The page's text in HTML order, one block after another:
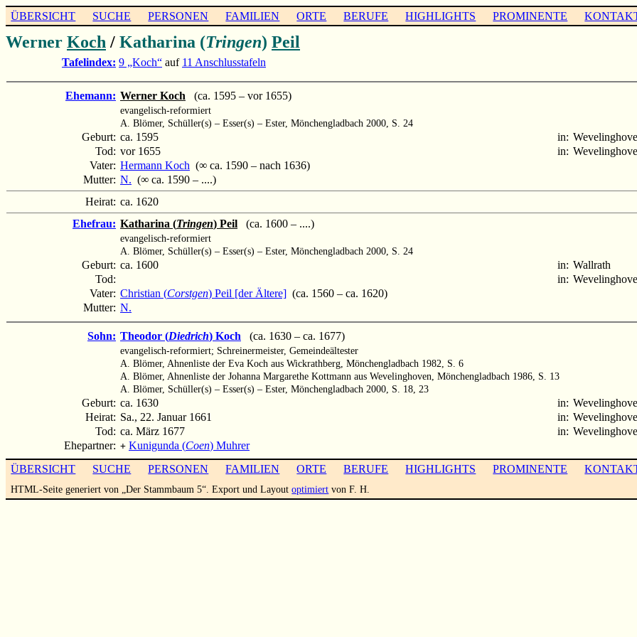
ÜBERSICHT SUCHE PERSONEN FAMILIEN ORTE BERUFE HIGHLIGHTS PROMINENTE
Werner Koch / Katharina (Tringen) Peil
Tafelindex: 9 „Koch“ auf 11 Anschlusstafeln
Ehemann: Werner Koch (ca. 1595 – vor 1655)
evangelisch-reformiert
A. Blömer, Schüller(s) – Esser(s) – Ester, Mönchengladbach 2000, S. 24
Geburt: ca. 1595 in:
Tod: vor 1655 in:
Vater: Hermann Koch (∞ ca. 1590 – nach 1636)
Mutter: N. (∞ ca. 1590 – ....)
Heirat: ca. 1620
Ehefrau: Katharina (Tringen) Peil (ca. 1600 – ....)
evangelisch-reformiert
A. Blömer, Schüller(s) – Esser(s) – Ester, Mönchengladbach 2000, S. 24
Geburt: ca. 1600 in: Wallrath
Tod:
in:
Vater: Christian (Corstgen) Peil [der Ältere] (ca. 1560 – ca. 1620)
Mutter: N.
Sohn: Theodor (Diedrich) Koch (ca. 1630 – ca. 1677)
evangelisch-reformiert; Schreinermeister, Gemeindeältester
A. Blömer, Ahnenliste der Eva Koch aus Wickrathberg, Mönchengladbach 1982, S. 6
A. Blömer, Ahnenliste der Johanna Margarethe Kottmann aus Wevelinghoven, Mönchengladbach 1986, S. 13
A. Blömer, Schüller(s) – Esser(s) – Ester, Mönchengladbach 2000, S. 18, 23
Geburt: ca. 1630 in:
Heirat: Sa., 22. Januar 1661 in:
Tod: ca. März 1677 in:
Ehepartner: + Kunigunda (Coen) Muhrer
ÜBERSICHT
SUCHE PERSONEN FAMILIEN ORTE BERUFE HIGHLIGHTS PROMINENTE
HTML-Seite generiert von „Der Stammbaum 5“. Export und Layoutoptimiert von F. H.